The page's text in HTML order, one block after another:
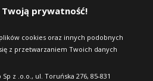
Twoją prywatność!
cookies oraz innych podobnych
z przetwarzaniem Twoich danych
z .o.o., ul. Toruńska 276, 85-831
w 24opony.pl